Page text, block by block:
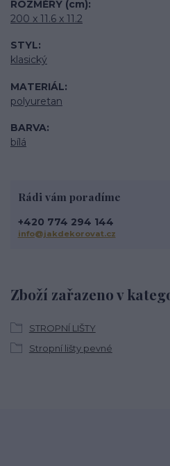
ROZMĚRY (cm)
200 x 11.6 x 11.2
STYL
klasický
MATERIÁL
polyuretan
BARVA
bílá
Zboží zařazeno v
STROPNÍ LIŠTY
Stropní lišty pevné
Rádi vám poradíme
+420 774 294 144
info@jakdekorovat.cz